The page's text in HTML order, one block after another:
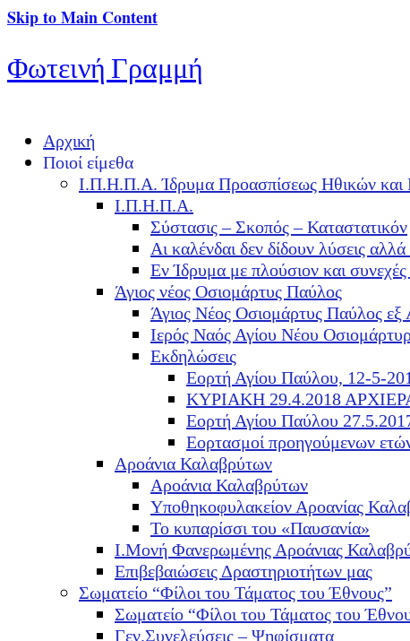
Skip to Main Content
Φωτεινή Γραμμή
Αρχική
Ποιοί είμεθα
Ι.Π.Η.Π.Α. Ίδρυμα Προασπίσεως Ηθικών και
Ι.Π.Η.Π.Α.
Σύστασις – Σκοπός – Καταστατικόν
Αι καλένδαι δεν δίδουν λύσεις
Εν Ίδρυμα με πλούσιον και
Άγιος νέος Οσιομάρτυς Παύλος
Άγιος Νέος Οσιομάρτυς Παύλος
Ιερός Ναός Αγίου Νέου
Εκδηλώσεις
Εορτή Αγίου Παύλου, 12-5-
ΚΥΡΙΑΚΗ 29.4.2018
Εορτή Αγίου Παύλου
Εορτασμοί προηγούμενων
Αροάνια Καλαβρύτων
Αροάνια Καλαβρύτων
Υποθηκοφυλακείον Αροανίας
Το κυπαρίσσι του «Παυσανία»
Ι.Μονή Φανερωμένης Αροάνιας
Επιβεβαιώσεις Δραστηριοτήτων μας
Σωματείο “Φίλοι του Τάματος του Έθνους”
Σωματείο “Φίλοι του Τάματος του
Γεν.Συνελεύσεις – Ψηφίσματα